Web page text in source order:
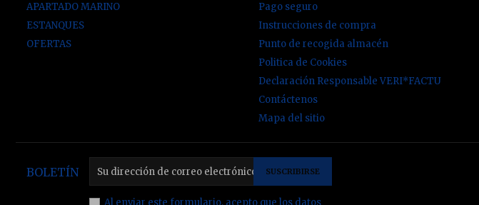
APARTADO MARINO
ESTANQUES
OFERTAS
Pago seguro
Instrucciones de compra
Punto de recogida almacén
Politica de Cookies
Declaración Responsable VERI*FACTU
Contáctenos
Mapa del sitio
BOLETÍN
Al enviar este formulario, acepto que los datos